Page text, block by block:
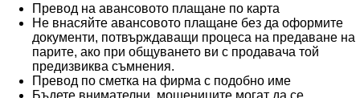
Превод на авансовото плащане по карта
Не внасяйте авансовото плащане без да оформите
документи, потвърждаващи процеса на предаване на
парите, ако при общуването ви с продавача той
предизвиква съмнения.
Превод по сметка на фирма с подобно име
Бъдете внимателни, мошениците могат да се